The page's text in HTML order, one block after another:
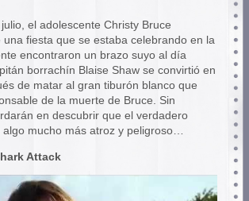
el adolescente Christy Bruce
una fiesta que se estaba celebrando en la
encontraron un brazo suyo al día
borrachín Blaise Shaw se convirtió en
de matar al gran tiburón blanco que
de la muerte de Bruce. Sin
en descubrir que el verdadero
algo mucho más atroz y peligroso…
Attack